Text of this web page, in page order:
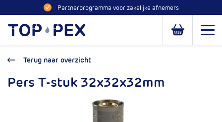
Naar inhoud Partnerprogramma voor zakelijke afnemers
Toppex
Open of
Terug naar overzicht
Pers T-stuk 32x32x32mm